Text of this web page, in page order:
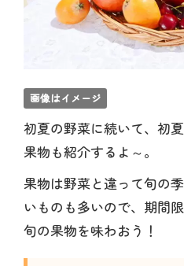
画像はイメージ
初夏の野菜に続いて、初
果物も紹介するよ～。
果物は野菜と違って旬の
いものも多いので、期間
旬の果物を味わおう！